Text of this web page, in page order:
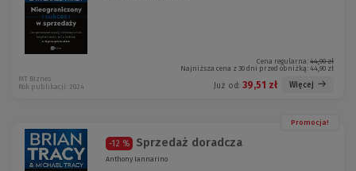
Cena regularna: 44,90 zł
Najniższa cena z 30 dni przed obniżką: 44,90 zł
Już od: 39,51 zł Więcej
MT Biznes
Rok publikacji: 2024
Promocja!
-12 % Sprzedaż doradcza
Anthony Iannarino